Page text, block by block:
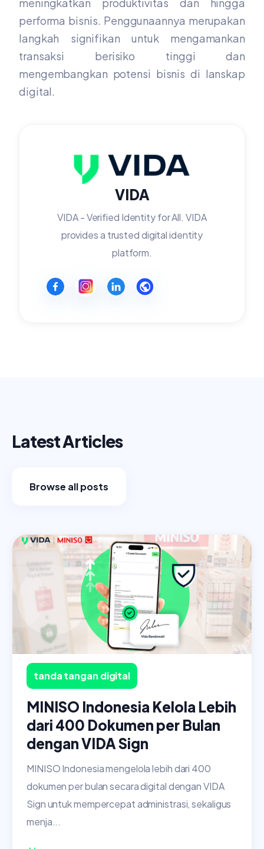
performa bisnis. Penggunaannya merupakan
langkah signifikan untuk mengamankan
transaksi berisiko tinggi dan
mengembangkan potensi bisnis di lanskap
digital.
VIDA
VIDA - Verified Identity for All. VIDA
provides a trusted digital identity
platform.
Latest Articles
Browse all posts
tanda tangan digital
MINISO Indonesia Kelola Lebih
dari 400 Dokumen per Bulan
dengan VIDA Sign
MINISO Indonesia mengelola lebih dari 400
dokumen per bulan secara digital dengan VIDA
Sign untuk mempercepat administrasi, sekaligus
menja...